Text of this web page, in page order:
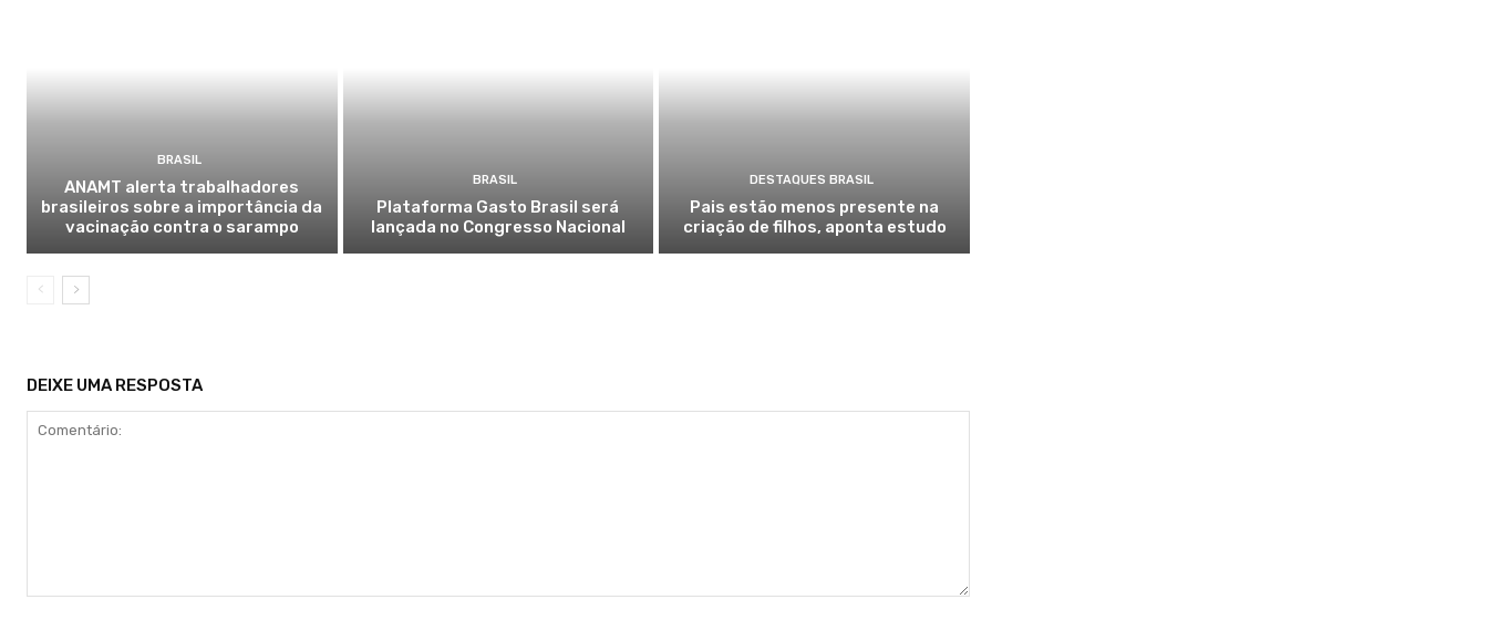
BRASIL
ANAMT alerta trabalhadores
brasileiros sobre a importância da
vacinação contra o sarampo
BRASIL
Plataforma Gasto Brasil será
lançada no Congresso Nacional
DESTAQUES BRASIL
Pais estão menos presente na
criação de filhos, aponta estudo
DEIXE UMA RESPOSTA